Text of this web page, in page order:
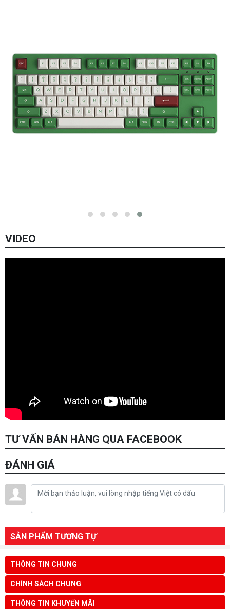
VIDEO
TƯ VẤN BÁN HÀNG QUA FACEBOOK
ĐÁNH GIÁ
SẢN PHẨM TƯƠNG TỰ
THÔNG TIN CHUNG
CHÍNH SÁCH CHUNG
THÔNG TIN KHUYẾN MÃI